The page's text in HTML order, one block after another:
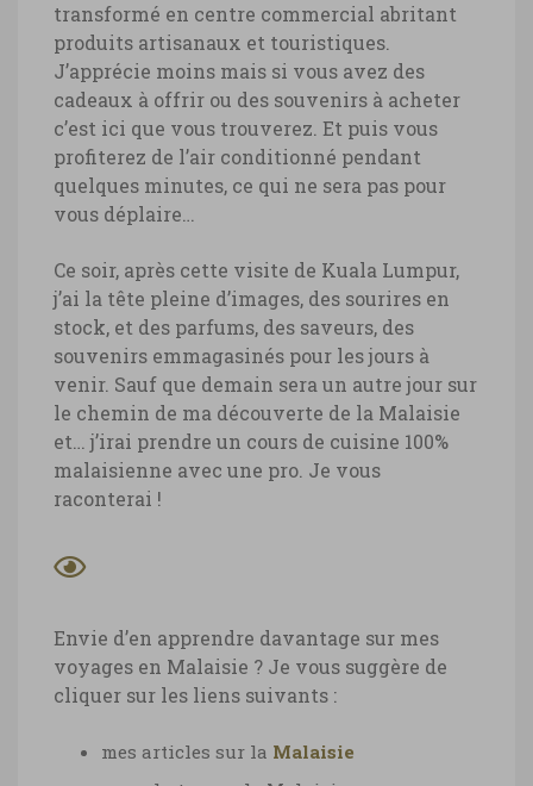
transformé en centre commercial abritant
produits artisanaux et touristiques.
J’apprécie moins mais si vous avez des
cadeaux à offrir ou des souvenirs à acheter
c’est ici que vous trouverez. Et puis vous
profiterez de l’air conditionné pendant
quelques minutes, ce qui ne sera pas pour
vous déplaire…
Ce soir, après cette visite de Kuala Lumpur,
j’ai la tête pleine d’images, des sourires en
stock, et des parfums, des saveurs, des
souvenirs emmagasinés pour les jours à
venir. Sauf que demain sera un autre jour sur
le chemin de ma découverte de la Malaisie
et… j’irai prendre un cours de cuisine 100%
malaisienne avec une pro. Je vous
raconterai !
Envie d’en apprendre davantage sur mes
voyages en Malaisie ? Je vous suggère de
cliquer sur les liens suivants :
mes articles sur la Malaisie